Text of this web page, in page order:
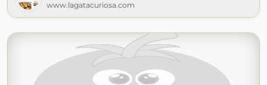
www.lagatacuriosa.com